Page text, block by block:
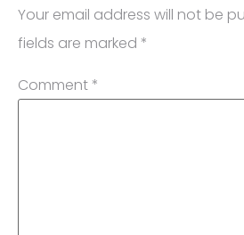
Your email address will not be
fields are marked *
Comment *